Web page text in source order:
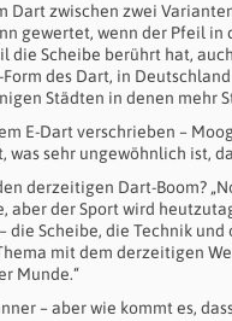
Dart zwischen zwei
gewertet, wenn der Pfeil
die Scheibe berührt hat,
des Dart, in
Städten in denen mehr
E-Dart verschrieben –
was sehr ungewöhnlich ist,
derzeitigen Dart-Boom?
aber der Sport wird
Scheibe, die Technik
mit dem derzeitigen
Munde.“
– aber wie kommt es,